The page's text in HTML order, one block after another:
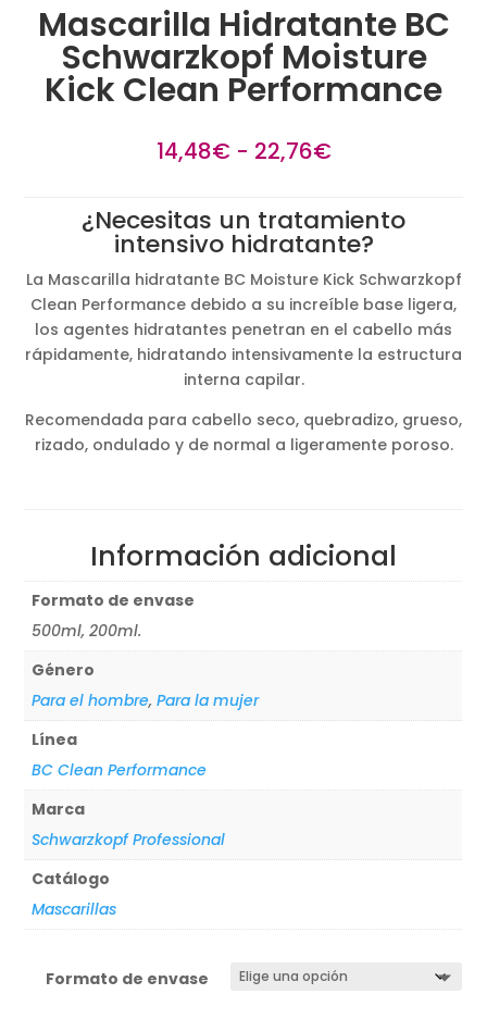
Mascarilla Hidratante BC
Schwarzkopf Moisture
Kick Clean Performance
14,48€ - 22,76€Rango
desde
14,48€
hasta
22,76€
¿Necesitas un tratamiento
intensivo hidratante?
La Mascarilla hidratante BC Moisture Kick Schwarzkopf
Clean Performance debido a su increíble base ligera,
los agentes hidratantes penetran en el cabello más
rápidamente, hidratando intensivamente la estructura
interna capilar.
Recomendada para cabello seco, quebradizo, grueso,
rizado, ondulado y de normal a ligeramente poroso.
Información adicional
Formato de envase
500ml, 200ml.
Género
Para el hombre,Para la mujer
Línea
BC Clean Performance
Marca
Schwarzkopf Professional
Catálogo
Mascarillas
Formato de envase